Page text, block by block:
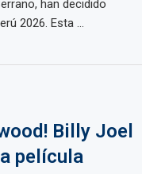
han decidido
2026. Esta ...
Billy Joel
película